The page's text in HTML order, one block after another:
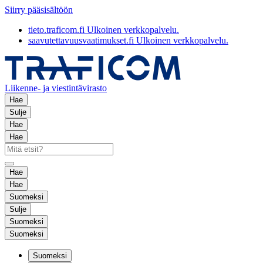
Siirry pääsisältöön
tieto.traficom.fi Ulkoinen verkkopalvelu.
saavutettavuusvaatimukset.fi Ulkoinen verkkopalvelu.
Liikenne- ja viestintävirasto
Hae
Sulje
Hae
Hae
Hae
Hae
Suomeksi
Sulje
Suomeksi
Suomeksi
Suomeksi